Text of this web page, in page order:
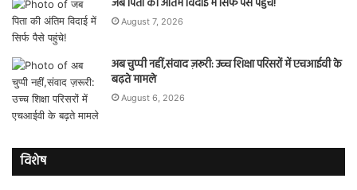
जब पिता की अंतिम विदाई में सिर्फ पैसे पहुंचे!
August 7, 2026
अब चुप्पी नहीं,संवाद ज़रूरी: उच्च शिक्षा परिसरों में एचआईवी के
बढ़ते मामले
August 6, 2026
विशेष